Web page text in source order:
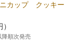
カップ クッキー
順次発売